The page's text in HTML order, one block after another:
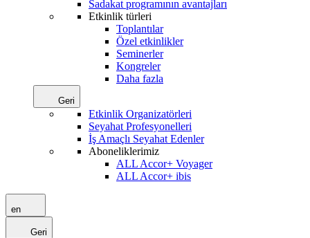
Sadakat programının avantajları
Etkinlik türleri
Toplantılar
Özel etkinlikler
Seminerler
Kongreler
Daha fazla
Geri
Etkinlik Organizatörleri
Seyahat Profesyonelleri
İş Amaçlı Seyahat Edenler
Aboneliklerimiz
ALL Accor+ Voyager
ALL Accor+ ibis
en
Geri